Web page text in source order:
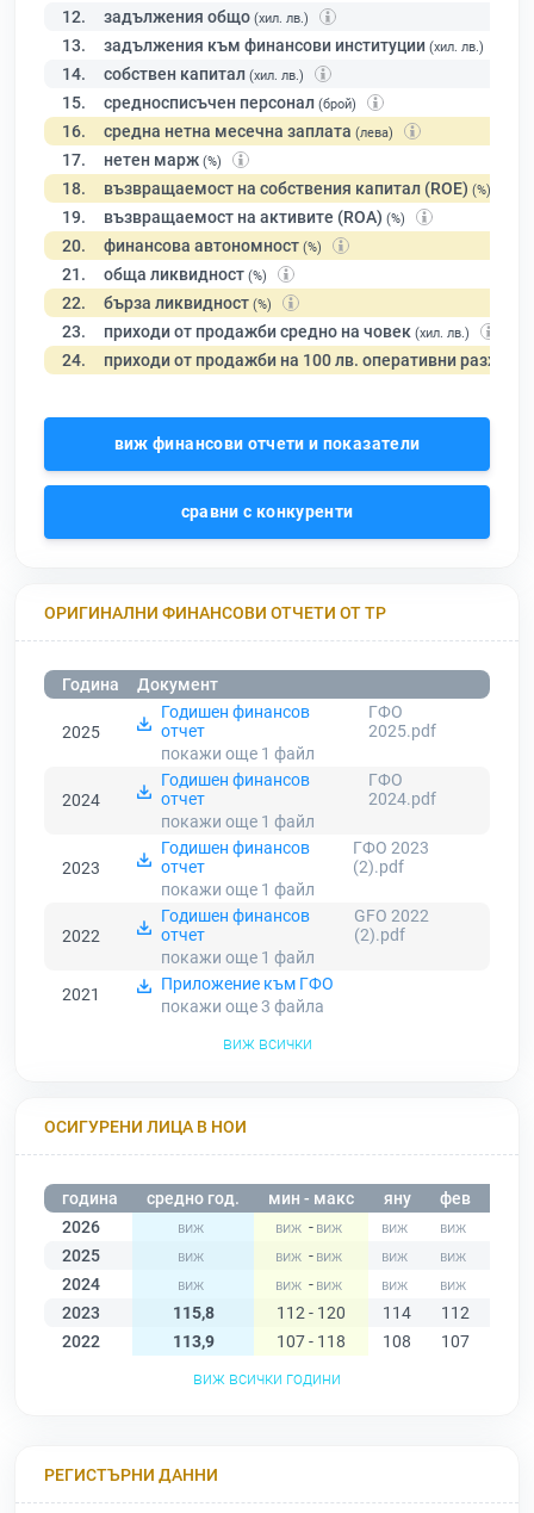
12. задължения общо (хил. лв.)
13. задължения към финансови институции (хил. лв.)
14. собствен капитал (хил. лв.)
15. средносписъчен персонал (брой)
16. средна нетна месечна заплата (лева)
17. нетен марж (%)
18. възвращаемост на собствения капитал (ROE) (%)
19. възвращаемост на активите (ROA) (%)
20. финансова автономност (%)
21. обща ликвидност (%)
22. бърза ликвидност (%)
23. приходи от продажби средно на човек (хил. лв.)
24. приходи от продажби на 100 лв. оперативни разходи
виж финансови отчети и показатели
сравни с конкуренти
ОРИГИНАЛНИ ФИНАНСОВИ ОТЧЕТИ ОТ ТР
Година Документ
2025
Годишен финансов
отчет
ГФО
2025.pdf
покажи още 1 файл
2024
Годишен финансов
отчет
ГФО
2024.pdf
покажи още 1 файл
2023
Годишен финансов
отчет
ГФО 2023
(2).pdf
покажи още 1 файл
2022
Годишен финансов
отчет
GFO 2022
(2).pdf
покажи още 1 файл
2021
Приложение към ГФО
покажи още 3 файла
виж всички
ОСИГУРЕНИ ЛИЦА В НОИ
година средно год. мин - макс яну фев
2026
-
2025
-
2024
-
2023
115,8 112 - 120 114 112
2022
113,9 107 - 118 108 107
виж всички години
РЕГИСТЪРНИ ДАННИ